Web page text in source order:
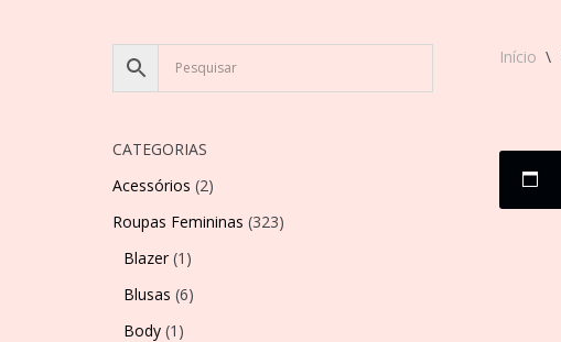
CATEGORIAS
Acessórios (2)
Roupas Femininas (323)
Blazer (1)
Blusas (6)
Body (1)
Início \